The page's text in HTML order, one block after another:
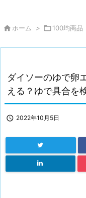
 ホーム > 100均商品
ダイソーのゆで卵
える？ゆで具合を
 2022年10月5日